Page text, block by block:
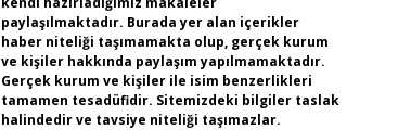
paylaşılmaktadır. Burada yer alan içerikler
haber niteliği taşımamakta olup, gerçek kurum
ve kişiler hakkında paylaşım yapılmamaktadır.
Gerçek kurum ve kişiler ile isim benzerlikleri
tamamen tesadüfidir. Sitemizdeki bilgiler taslak
halindedir ve tavsiye niteliği taşımazlar.